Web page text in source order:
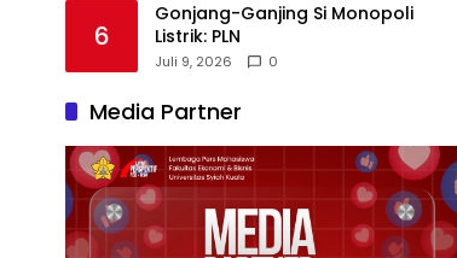
6
Gonjang-Ganjing Si Monopoli
Listrik: PLN
Juli 9, 2026 0
Media Partner